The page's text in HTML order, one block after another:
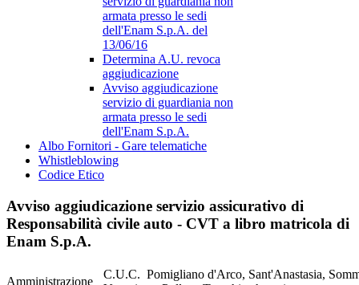
armata presso le sedi
dell'Enam S.p.A. del
13/06/16
Determina A.U. revoca
aggiudicazione
Avviso aggiudicazione
servizio di guardiania non
armata presso le sedi
dell'Enam S.p.A.
Albo Fornitori - Gare telematiche
Whistleblowing
Codice Etico
Avviso aggiudicazione servizio assicurativo di
Responsabilità civile auto - CVT a libro matricola di
Enam S.p.A.
Amministrazione
C.U.C. Pomigliano d'Arco, Sant'Anastasia,